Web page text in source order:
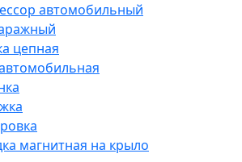
автомобильный
цепная
магнитная на крыло